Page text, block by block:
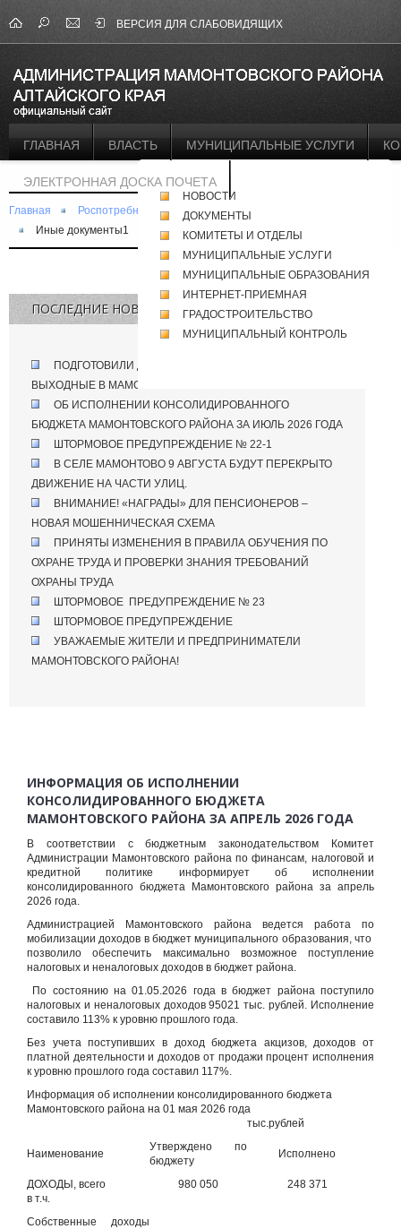
ВЕРСИЯ ДЛЯ СЛАБОВИДЯЩИХ
ГЛАВНАЯ ВЛАСТЬ МУНИЦИПАЛЬНЫЕ УСЛУГИ
ЭЛЕКТРОННАЯ ДОСКА ПОЧЕТА
НОВОСТИ
ДОКУМЕНТЫ
КОМИТЕТЫ И ОТДЕЛЫ
МУНИЦИПАЛЬНЫЕ УСЛУГИ
МУНИЦИПАЛЬНЫЕ ОБРАЗОВАНИЯ
ИНТЕРНЕТ-ПРИЕМНАЯ
ГРАДОСТРОИТЕЛЬСТВО
МУНИЦИПАЛЬНЫЙ КОНТРОЛЬ
Главная Роспотребнадзор
Страница сайта
Иные документы1
ПОСЛЕДНИЕ НОВОСТИ
ПОДГОТОВИЛИ ДЛЯ ВАС ПЛАН МЕРОПРИЯТИЙ НА
ВЫХОДНЫЕ В МАМОНТОВО
ОБ ИСПОЛНЕНИИ КОНСОЛИДИРОВАННОГО
БЮДЖЕТА МАМОНТОВСКОГО РАЙОНА ЗА ИЮЛЬ 2026 ГОДА
ШТОРМОВОЕ ПРЕДУПРЕЖДЕНИЕ № 22-1
В СЕЛЕ МАМОНТОВО 9 АВГУСТА БУДУТ ПЕРЕКРЫТО
ДВИЖЕНИЕ НА ЧАСТИ УЛИЦ.
ВНИМАНИЕ! «НАГРАДЫ» ДЛЯ ПЕНСИОНЕРОВ –
НОВАЯ МОШЕННИЧЕСКАЯ СХЕМА
ПРИНЯТЫ ИЗМЕНЕНИЯ В ПРАВИЛА ОБУЧЕНИЯ ПО
ОХРАНЕ ТРУДА И ПРОВЕРКИ ЗНАНИЯ ТРЕБОВАНИЙ
ОХРАНЫ ТРУДА
ШТОРМОВОЕ ПРЕДУПРЕЖДЕНИЕ № 23
ШТОРМОВОЕ ПРЕДУПРЕЖДЕНИЕ
УВАЖАЕМЫЕ ЖИТЕЛИ И ПРЕДПРИНИМАТЕЛИ
МАМОНТОВСКОГО РАЙОНА!
ИНФОРМАЦИЯ ОБ ИСПОЛНЕНИИ
КОНСОЛИДИРОВАННОГО БЮДЖЕТА
МАМОНТОВСКОГО РАЙОНА ЗА АПРЕЛЬ 2026 ГОДА
В соответствии с бюджетным законодательством Комитет
Администрации Мамонтовского района по финансам, налоговой и
кредитной политике информирует об исполнении
консолидированного бюджета Мамонтовского района за апрель
2026 года.
Администрацией Мамонтовского района ведется работа по
мобилизации доходов в бюджет муниципального образования, что
позволило обеспечить максимально возможное поступление
налоговых и неналоговых доходов в бюджет района.
По состоянию на 01.05.2026 года в бюджет района поступило
налоговых и неналоговых доходов 95021 тыс. рублей. Исполнение
составило 113% к уровню прошлого года.
Без учета поступивших в доход бюджета акцизов, доходов от
платной деятельности и доходов от продажи процент исполнения
к уровню прошлого года составил 117%.
Информация об исполнении консолидированного бюджета
Мамонтовского района на 01 мая 2026 года
тыс.рублей
Наименование
Утверждено по
бюджету
Исполнено
ДОХОДЫ, всего 980 050
248 371
в т.ч.
Собственные доходы